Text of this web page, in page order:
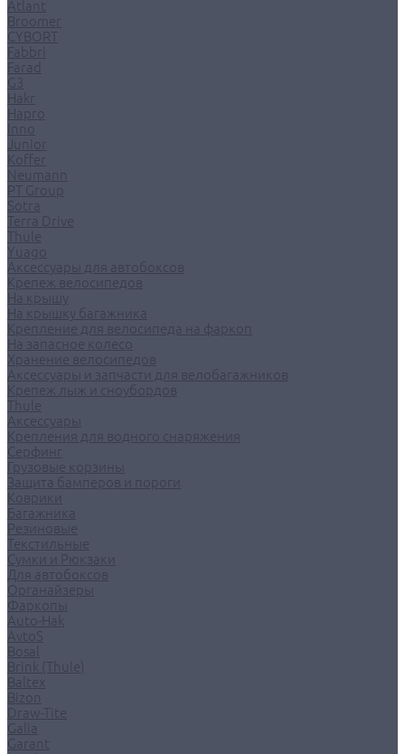
Atlant
Broomer
CYBORT
Fabbri
Farad
G3
Hakr
Hapro
Inno
Junior
Koffer
Neumann
PT Group
Sotra
Terra Drive
Thule
Yuago
Аксессуары для автобоксов
Крепеж велосипедов
На крышу
На крышку багажника
Крепление для велосипеда на фаркоп
На запасное колесо
Хранение велосипедов
Аксессуары и запчасти для велобагажников
Крепеж лыж и сноубордов
Thule
Аксессуары
Крепления для водного снаряжения
Серфинг
Грузовые корзины
Защита бамперов и пороги
Коврики
Багажника
Резиновые
Текстильные
Сумки и Рюкзаки
Для автобоксов
Органайзеры
Фаркопы
Auto-Hak
AvtoS
Bosal
Brink (Thule)
Baltex
Bizon
Draw-Tite
Galia
Garant